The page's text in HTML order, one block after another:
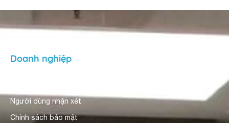
Doanh nghiệp
Người dùng nhận xét
Chính sách bảo mật